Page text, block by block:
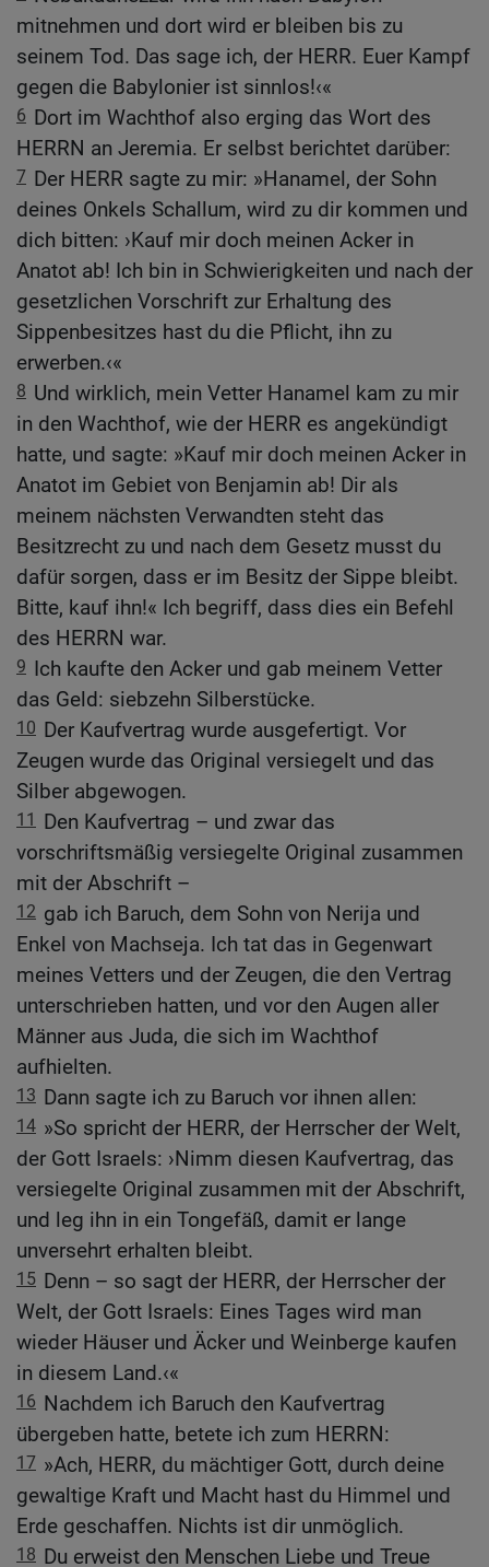
mitnehmen und dort wird er bleiben bis zu
seinem Tod. Das sage ich, der HERR. Euer Kampf
gegen die Babylonier ist sinnlos!‹«
6 Dort im Wachthof also erging das Wort des
HERRN an Jeremia. Er selbst berichtet darüber:
7 Der HERR sagte zu mir: »Hanamel, der Sohn
deines Onkels Schallum, wird zu dir kommen und
dich bitten: ›Kauf mir doch meinen Acker in
Anatot ab! Ich bin in Schwierigkeiten und nach der
gesetzlichen Vorschrift zur Erhaltung des
Sippenbesitzes hast du die Pflicht, ihn zu
erwerben.‹«
8 Und wirklich, mein Vetter Hanamel kam zu mir
in den Wachthof, wie der HERR es angekündigt
hatte, und sagte: »Kauf mir doch meinen Acker in
Anatot im Gebiet von Benjamin ab! Dir als
meinem nächsten Verwandten steht das
Besitzrecht zu und nach dem Gesetz musst du
dafür sorgen, dass er im Besitz der Sippe bleibt.
Bitte, kauf ihn!« Ich begriff, dass dies ein Befehl
des HERRN war.
9 Ich kaufte den Acker und gab meinem Vetter
das Geld: siebzehn Silberstücke.
10 Der Kaufvertrag wurde ausgefertigt. Vor
Zeugen wurde das Original versiegelt und das
Silber abgewogen.
11
Den Kaufvertrag – und zwar das
vorschriftsmäßig versiegelte Original zusammen
mit der Abschrift –
12 gab ich Baruch, dem Sohn von Nerija und
Enkel von Machseja. Ich tat das in Gegenwart
meines Vetters und der Zeugen, die den Vertrag
unterschrieben hatten, und vor den Augen aller
Männer aus Juda, die sich im Wachthof
aufhielten.
13 Dann sagte ich zu Baruch vor ihnen allen:
14 »So spricht der HERR, der Herrscher der Welt,
der Gott Israels: ›Nimm diesen Kaufvertrag, das
versiegelte Original zusammen mit der Abschrift,
und leg ihn in ein Tongefäß, damit er lange
unversehrt erhalten bleibt.
15 Denn – so sagt der HERR, der Herrscher der
Welt, der Gott Israels: Eines Tages wird man
wieder Häuser und Äcker und Weinberge kaufen
in diesem Land.‹«
16 Nachdem ich Baruch den Kaufvertrag
übergeben hatte, betete ich zum HERRN:
17 »Ach, HERR, du mächtiger Gott, durch deine
gewaltige Kraft und Macht hast du Himmel und
Erde geschaffen. Nichts ist dir unmöglich.
18 Du erweist den Menschen Liebe und Treue